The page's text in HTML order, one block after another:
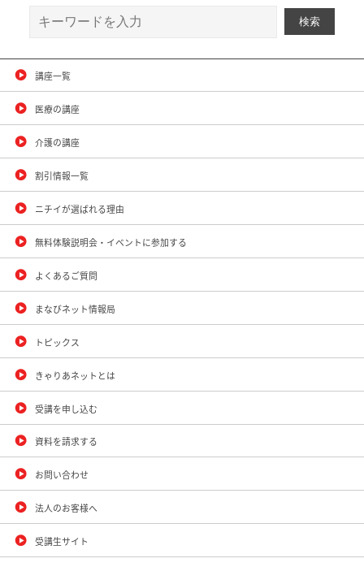
講座一覧
医療の講座
介護の講座
割引情報一覧
ニチイが選ばれる理由
無料体験説明会・イベントに参加する
よくあるご質問
まなびネット情報局
トピックス
きゃりあネットとは
受講を申し込む
資料を請求する
お問い合わせ
法人のお客様へ
受講生サイト